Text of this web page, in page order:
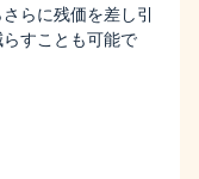
らに残価を差し引
すことも可能で